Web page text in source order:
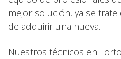
mejor solución, ya se
de adquirir una nueva.
Nuestros técnicos en